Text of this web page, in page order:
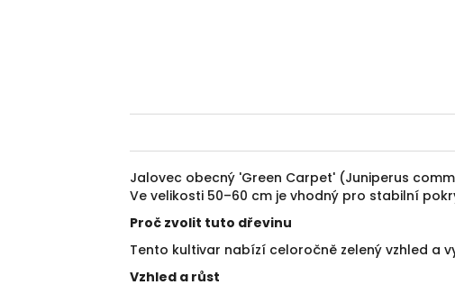
Jalovec obecný 'Green Carpet' (Juniperus
Ve velikosti 50–60 cm je vhodný pro stabilní
Proč zvolit tuto dřevinu
Tento kultivar nabízí celoročně zelený vzhled a
Vzhled a růst